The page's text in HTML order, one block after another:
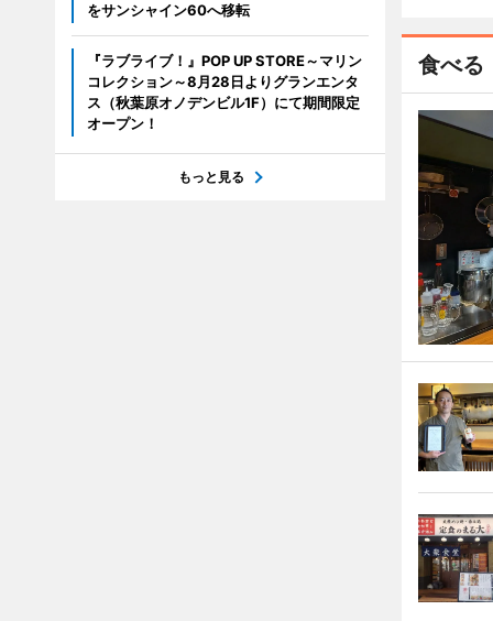
食べる
をサンシャイン60へ移転
『ラブライブ！』POP UP STORE～マリン
コレクション～8月28日よりグランエンタ
ス（秋葉原オノデンビル1F）にて期間限定
オープン！
もっと見る